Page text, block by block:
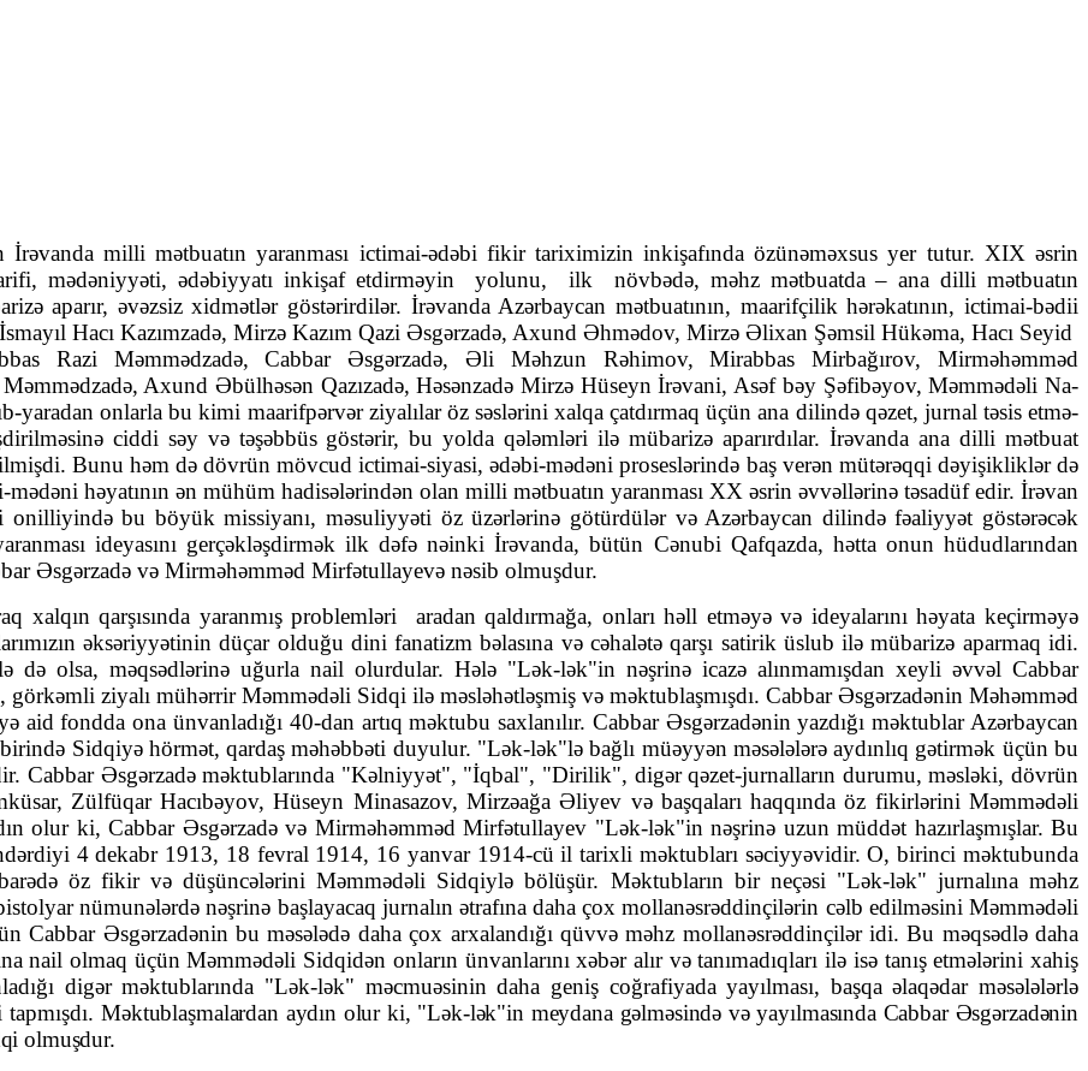
milli mətbuatın yaranması ictimai-ədəbi fikir tariximizin inkişafında özünəməxsus yer tutur. XIX əsrin
mədəniyyəti, ədəbiyyatı inkişaf etdirməyin
yo­lu­nu, ilk
növbədə, məhz mətbuatda – ana dilli mətbuatın
aparır, əvəzsiz xidmətlər göstərirdilər. İrəvanda Azərbaycan mət­buatı­nın, maarifçilik hərəkatının, ictimai-bədii
Hacı Kazımzadə, Mirzə Kazım Qazi Əsgərzadə, Axund Əhmədov, Mir­zə Əlixan Şəmsil Hükəma, Hacı Seyid
Razi Məmmədzadə, Cabbar Əsgərzadə, Əli Məhzun Rəhimov, Mirabbas Mirbağırov, Mir­­məhəmməd
Axund Əbülhəsən Qazızadə, Həsənzadə Mirzə Hüseyn İrəvani, Asəf bəy Şəfibəyov, Məm­mədəli Na­
yaradan onlarla bu kimi maarif­­pərvər ziyalılar öz səslərini xalqa çatdırmaq üçün ana dilində qəzet, jurnal təsis etmə­
ciddi səy və təşəbbüs göstə­rir, bu yolda qələmləri ilə mübarizə aparırdılar. İrəvanda ana dilli mətbuat
Bunu həm də dövrün mövcud ictimai-siyasi, ədəbi-mədəni proseslərində baş verən mütərəqqi dəyişikliklər də
həyatının ən mühüm hadisələrindən olan milli mət­buatın yaran­ması XX əsrin əvvəllərinə təsadüf edir. İrəvan
onilliyində bu böyük missiyanı, məsuliyyəti öz üzərlərinə götür­dülər və Azərbaycan dilində fəaliyyət göstərəcək
ideyasını gerçəkləşdirmək ilk dəfə nəinki İrəvanda, bütün Cənubi Qaf­qazda, hətta onun hüdudlarından
Əsgər­zadə və Mirməhəmməd Mir­­fətullayevə nəsib olmuşdur.
xalqın qarşısında yaranmış prob­lem­ləri
aradan qaldırmağa, onları həll etməyə və ideyalarını həyata keçirməyə
əksəriyyətinin düçar olduğu dini fanatizm bə­­la­sına və cəhalətə qarşı satirik üslub ilə mübarizə aparmaq idi.
də olsa, məqsədlərinə uğurla nail olurdular. Hələ "Lək-lək"in nəşrinə icazə alınmamışdan xeyli əvvəl Cabbar
ziyalı mühərrir Məmmədəli Sidqi ilə məsləhətləşmiş və məktublaşmışdı. Cabbar Əsgərzadənin Məhəmməd
fondda ona ünvanladığı 40-dan artıq məktubu saxlanılır. Cabbar Əs­gərzadənin yazdığı məktublar Azərbaycan
Sidqiyə hörmət, qardaş məhəbbəti duyulur. "Lək-lək"lə bağlı müəyyən mə­­sə­lələrə aydınlıq gətirmək üçün bu
Cabbar Əs­gərzadə məktub­la­rın­da "Kəlniyyət", "İqbal", "Dirilik", digər qəzet-jur­nal­ların durumu, məsləki, dövrün
Zül­füqar Ha­cı­bəyov, Hüseyn Minasazov, Mirzəağa Əliyev və başqaları haqqında öz fikirlə­rini Məm­mədəli
olur ki, Cab­bar Əsgərzadə və Mirməhəmməd Mirfətullayev "Lək-lək"in nəşrinə uzun müddət hazır­laş­mışlar. Bu
4 dekabr 1913, 18 fevral 1914, 16 yanvar 1914-cü il tarixli məktubları səciyyəvidir. O, birinci məktubunda
öz fikir və düşüncələrini Məm­mədəli Sid­qiy­lə bö­lü­şür. Məktubların bir ne­çəsi "Lək-lək" jurnalına məhz
nümunələrdə nəşrinə başlaya­caq jurnalın ətrafına daha çox mollanəs­rəd­dinçi­lə­rin cəlb edilməsini Məmmədəli
Cab­bar Əsgər­zadənin bu məsələdə daha çox arxalan­dı­ğı qüvvə məhz mollanəs­rəddinçilər idi. Bu məq­sədlə daha
nail olmaq üçün Məm­­mədəli Sidqidən onla­rın ünvanlarını xə­bər alır və tanıma­dıq­ları ilə isə tanış etmələrini xahiş
digər mək­tublarında "Lək-lək" məcmuəsinin daha geniş coğra­fi­ya­da ya­yıl­ması, baş­qa əla­­qə­dar məsə­lələrlə
Məktub­laşma­lardan aydın olur ki, "Lək-lək"in meydana gəlməsində və yayılmasın­da Cab­bar Əsgər­zadə­nin
olmuş­dur.